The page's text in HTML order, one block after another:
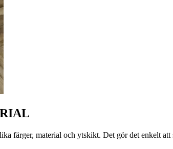
färger, material och ytskikt. Det gör det enkelt